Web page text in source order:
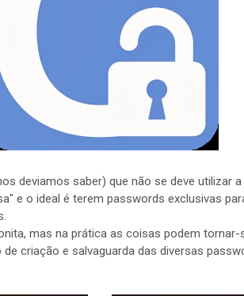
deviamos saber) que não se deve utilizar
e o ideal é terem passwords exclusivas
mas na prática as coisas podem
criação e salvaguarda das diversas